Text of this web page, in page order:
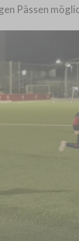
Pässen